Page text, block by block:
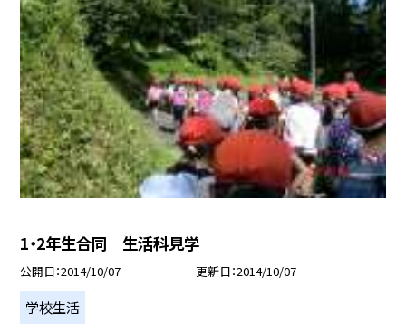
1・2年生合同 生活科見学
公開日 2014/10/07 更新日 2014/10/07
学校生活